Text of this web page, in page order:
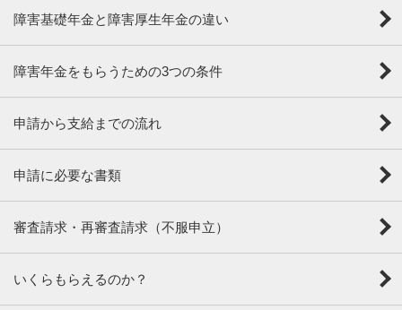
障害基礎年金と障害厚生年金の違い
障害年金をもらうための3つの条件
申請から支給までの流れ
申請に必要な書類
審査請求・再審査請求（不服申立）
いくらもらえるのか？